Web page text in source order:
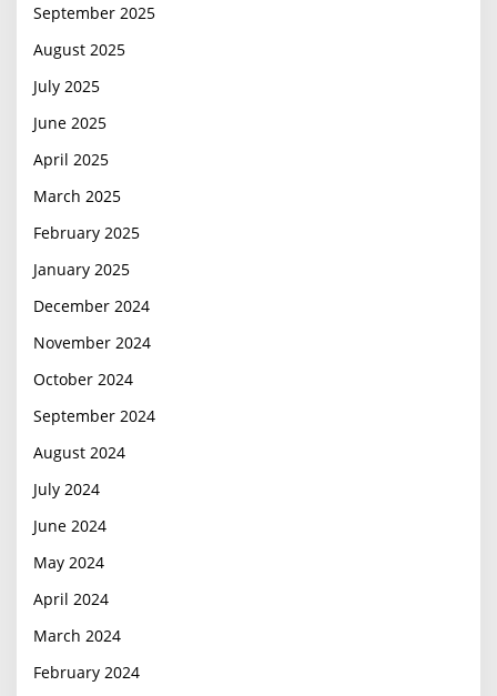
September 2025
August 2025
July 2025
June 2025
April 2025
March 2025
February 2025
January 2025
December 2024
November 2024
October 2024
September 2024
August 2024
July 2024
June 2024
May 2024
April 2024
March 2024
February 2024